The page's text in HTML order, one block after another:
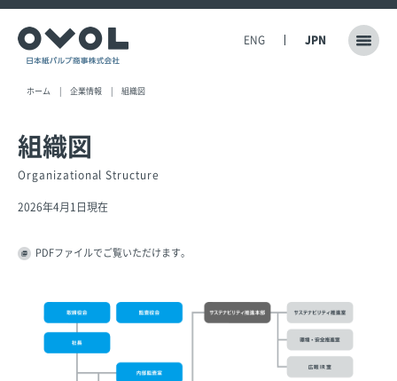
ENG JPN
ホーム 企業情報 組織図
組織図
Organizational Structure
2026年4月1日現在
PDFファイルでご覧いただけます。